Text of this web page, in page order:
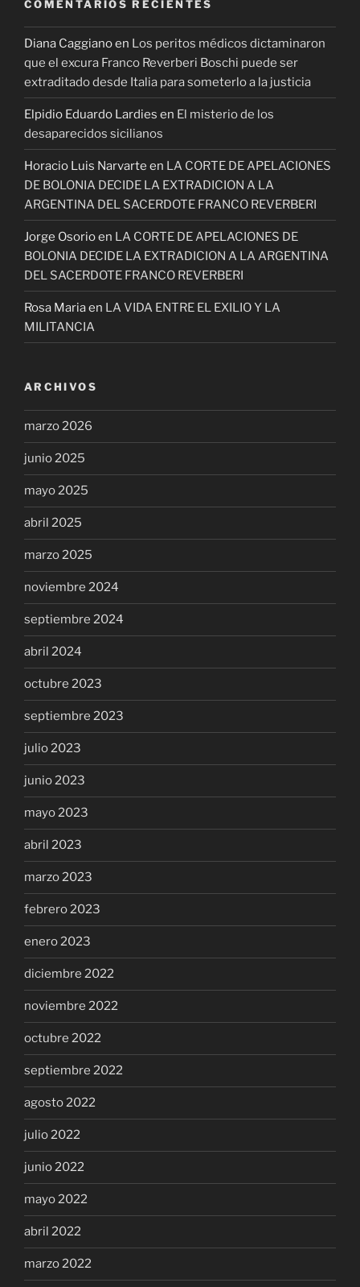
COMENTARIOS RECIENTES
Diana Caggianoen Los peritos médicos dictaminaron
que el excura Franco Reverberi Boschi puede ser
extraditado desde Italia para someterlo a la justicia
Elpidio Eduardo Lardies en El misterio de los
desaparecidos sicilianos
Horacio Luis Narvarte en LA CORTE DE APELACIONES
DE BOLONIA DECIDE LA EXTRADICION A LA
ARGENTINA DEL SACERDOTE FRANCO REVERBERI
Jorge Osorioen LA CORTE DE APELACIONES DE
BOLONIA DECIDE LA EXTRADICION A LA ARGENTINA
DEL SACERDOTE FRANCO REVERBERI
Rosa Mariaen LA VIDA ENTRE EL EXILIO Y LA
MILITANCIA
ARCHIVOS
marzo 2026
junio 2025
mayo 2025
abril 2025
marzo 2025
noviembre 2024
septiembre 2024
abril 2024
octubre 2023
septiembre 2023
julio 2023
junio 2023
mayo 2023
abril 2023
marzo 2023
febrero 2023
enero 2023
diciembre 2022
noviembre 2022
octubre 2022
septiembre 2022
agosto 2022
julio 2022
junio 2022
mayo 2022
abril 2022
marzo 2022